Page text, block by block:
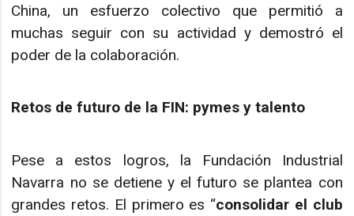
China, un esfuerzo colectivo que permitió a
muchas seguir con su actividad y demostró el
poder de la colaboración.
Retos de futuro de la FIN: pymes y talento
Pese a estos logros, la Fundación Industrial
Navarra no se detiene y el futuro se plantea con
grandes retos. El primero es “consolidar el club